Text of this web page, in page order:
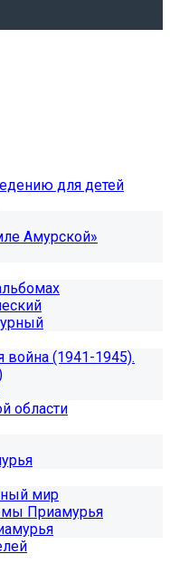
для детей
Амурской»
война (1941-1945).
области
мир
Приамурья